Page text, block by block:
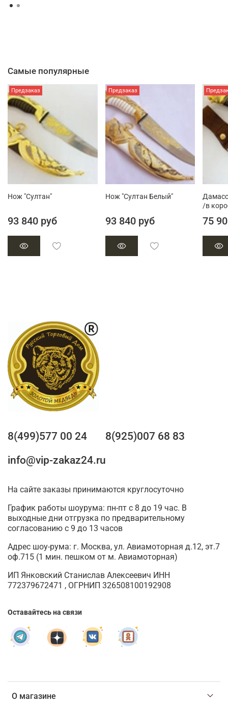
Самые популярные
Предзаказ
Нож "Султан"
93 840 руб
Предзаказ
Нож "Султан Белый"
93 840 руб
/в
75
О магазине
8(499)577 00 24
8(925)007 68 83
info@vip-zakaz24.ru
На сайте заказы принимаются круглосуточно
График работы шоурума: пн-пт с 8 до 19 час. В
выходные дни отгрузка по предварительному
согласованию с 9 до 13 часов
Адрес шоу-рума: г. Москва, ул. Авиамоторная д.12, эт.7
оф.715 (1 мин. пешком от м. Авиамоторная)
ИП Янковский Станислав Алексеевич ИНН
772379672471 , ОГРНИП 326508100192908
Оставайтесь на связи